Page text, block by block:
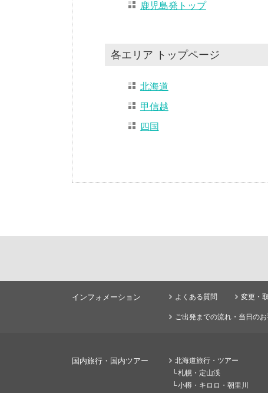
鹿児島発トップ
各エリア トップページ
北海道
甲信越
四国
インフォメーション よくある質問 変更・
ご出発までの流れ・当日のお
国内旅行・国内ツアー
北海道旅行・ツアー
札幌・定山渓
小樽・キロロ・朝里川